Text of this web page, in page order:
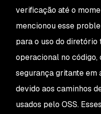
verificação até o
mencionou esse
para o uso do
operacional no código,
segurança gritante em
devido aos caminhos
usados pelo OSS.